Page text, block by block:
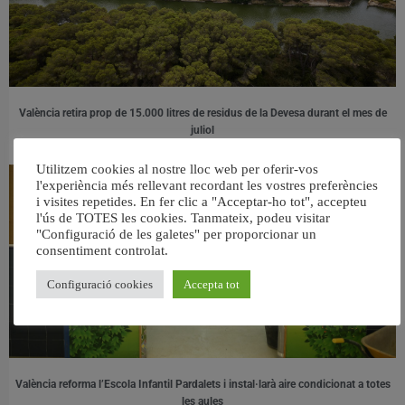
València retira prop de 15.000 litres de residus de la Devesa durant el mes de
juliol
València reforma l’Escola Infantil Pardalets i instal·larà aire condicionat a totes
les aules
Utilitzem cookies al nostre lloc web per oferir-vos
l'experiència més rellevant recordant les vostres preferències
i visites repetides. En fer clic a "Acceptar-ho tot", accepteu
l'ús de TOTES les cookies. Tanmateix, podeu visitar
"Configuració de les galetes" per proporcionar un
consentiment controlat.
Configuració cookies Accepta tot